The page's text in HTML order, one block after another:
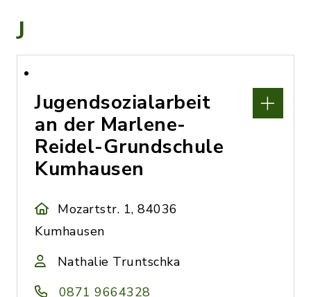
J
Jugendsozialarbeit
an der Marlene-
Reidel-Grundschule
Kumhausen
Mozartstr. 1, 84036
Kumhausen
Nathalie Truntschka
0871 9664328